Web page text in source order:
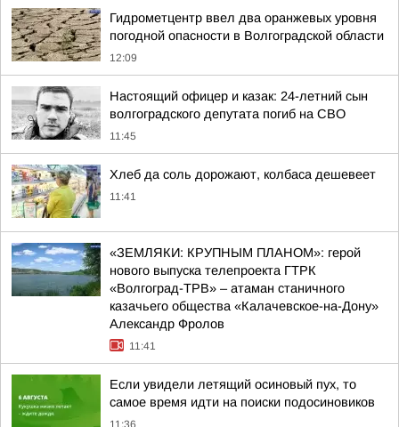
Гидрометцентр ввел два оранжевых уровня
погодной опасности в Волгоградской области
12:09
Настоящий офицер и казак: 24-летний сын
волгоградского депутата погиб на СВО
11:45
Хлеб да соль дорожают, колбаса дешевеет
11:41
«ЗЕМЛЯКИ: КРУПНЫМ ПЛАНОМ»: герой
нового выпуска телепроекта ГТРК
«Волгоград-ТРВ» – атаман станичного
казачьего общества «Калачевское-на-Дону»
Александр Фролов
11:41
Если увидели летящий осиновый пух, то
самое время идти на поиски подосиновиков
11:36